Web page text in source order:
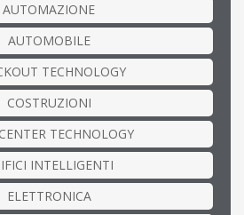
AUTOMAZIONE
AUTOMOBILE
TECHNOLOGY
COSTRUZIONI
TECHNOLOGY
INTELLIGENTI
ELETTRONICA